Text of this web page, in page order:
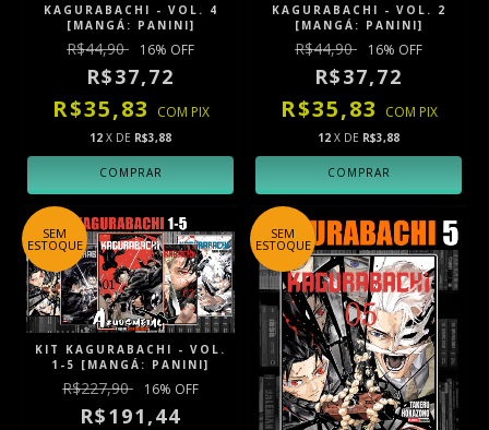
KAGURABACHI - VOL. 4
[MANGÁ: PANINI]
R$44,90 16% OFF
R$37,72
R$35,83 COM PIX
12 X DE R$3,88
KAGURABACHI - VOL. 2
[MANGÁ: PANINI]
R$44,90 16% OFF
R$37,72
R$35,83 COM PIX
12 X DE R$3,88
SEM
ESTOQUE
KIT KAGURABACHI - VOL.
1-5 [MANGÁ: PANINI]
R$227,90 16% OFF
R$191,44
SEM
ESTOQUE